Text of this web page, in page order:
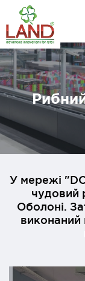
У мережі
чудовий
Оболоні.
виконаний